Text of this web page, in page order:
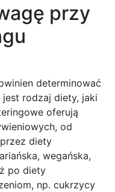
przy
determinować
rodzaj diety, jaki
oferują
od
diety
wegańska,
po diety
np. cukrzycy